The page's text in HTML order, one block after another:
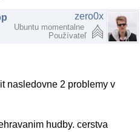
zero0x
Ubuntu momentalne
Používateľ
nasledovne 2 problemy v
hudby. cerstva